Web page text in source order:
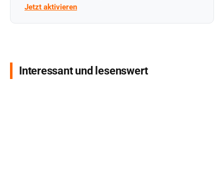
Jetzt aktivieren
Interessant und lesenswert